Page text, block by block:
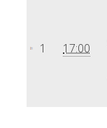
1 17:00